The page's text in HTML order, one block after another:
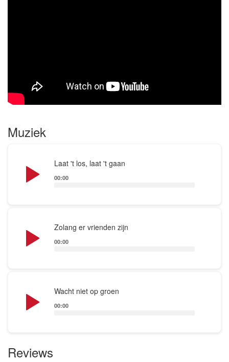
Ze komen het beste uit de verf bij publiek met een
Muziek
Laat 't los, laat 't gaan
Player
00:00
Zolang er vrienden zijn
Player
00:00
Wacht niet op groen
Player
00:00
Reviews